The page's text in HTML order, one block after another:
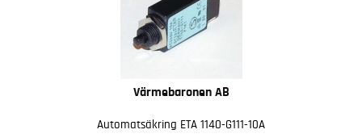
Värmebaronen AB
Automatsäkring ETA 1140-G111-10A